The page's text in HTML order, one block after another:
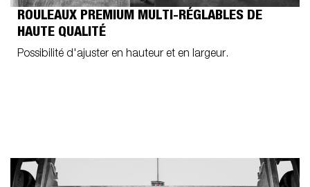
ROULEAUX PREMIUM MULTI-RÉGLABLES DE
HAUTE QUALITÉ
Possibilité d'ajuster en hauteur et en largeur.